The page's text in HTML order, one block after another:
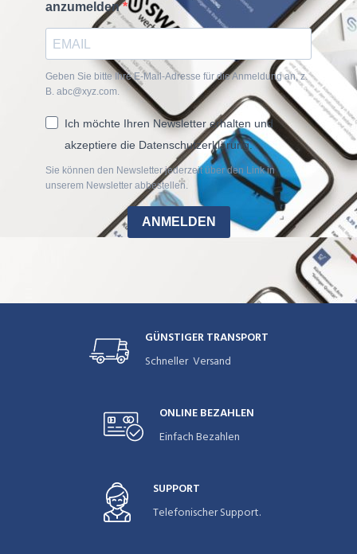
anzumelden
Geben Sie bitte Ihre E-Mail-Adresse für die Anmeldung an, z.
B. abc@xyz.com.
Ich möchte Ihren Newsletter erhalten und
akzeptiere die Datenschutzerklärung.
Sie können den Newsletter jederzeit über den Link in
unserem Newsletter abbestellen.
ANMELDEN
GÜNSTIGER TRANSPORT
Schneller Versand
ONLINE BEZAHLEN
Einfach Bezahlen
SUPPORT
Telefonischer Support.